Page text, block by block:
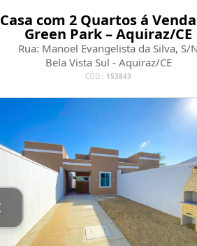
Casa com 2 Quartos á
Green Park – Aquiraz/CE
Rua: Manoel Evangelista da Silva, S/N
Bela Vista Sul - Aquiraz/CE
CÓD.: 153843